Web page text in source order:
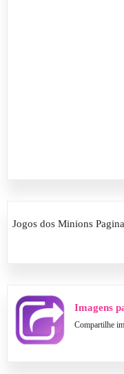
Jogos dos Minions
Imagens
Compartilhe